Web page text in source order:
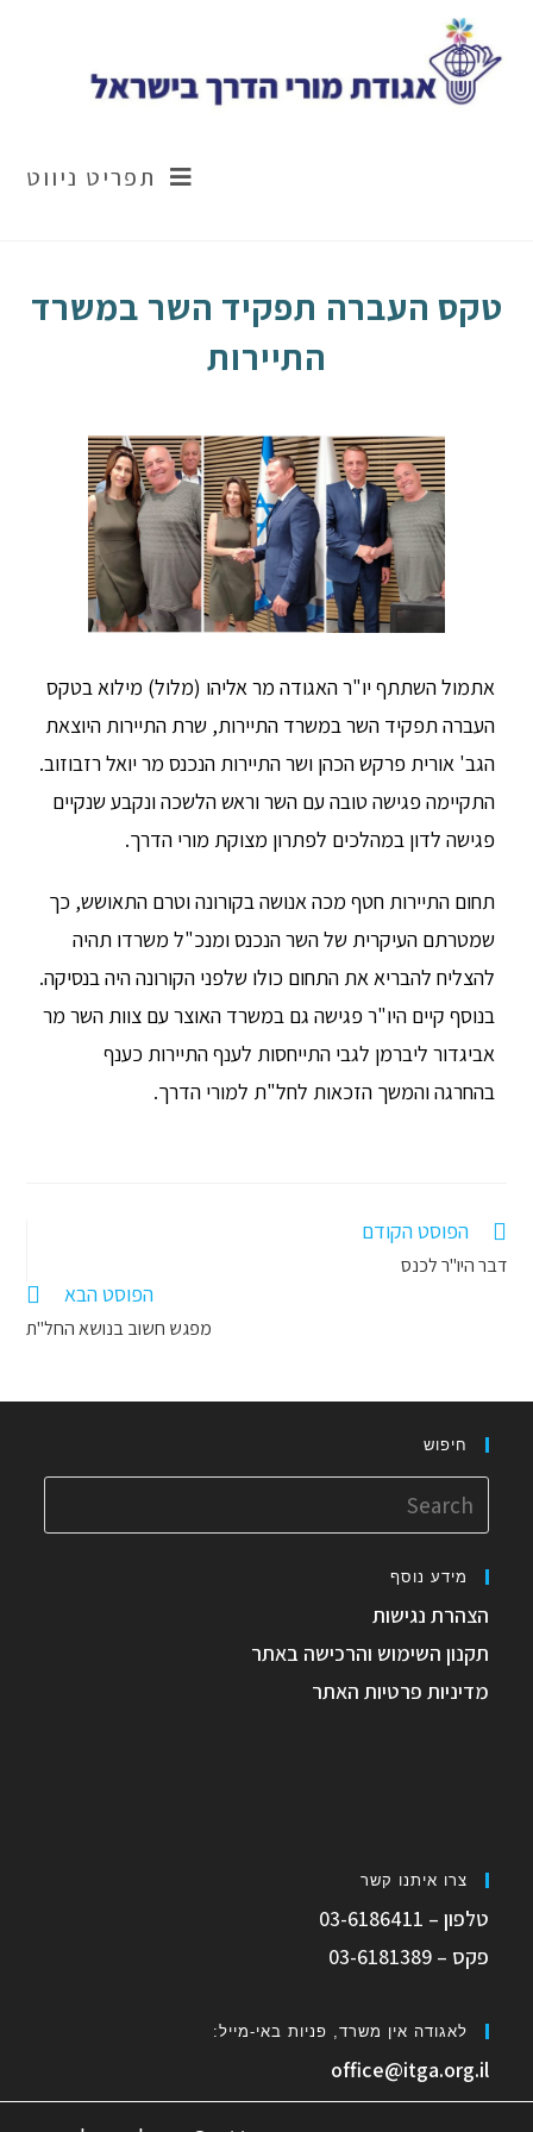
תפריט ניווט
טקס העברה תפקיד השר במשרד
התיירות
אתמול השתתף יו"ר האגודה מר אליהו (מלול) מילוא בטקס
העברה תפקיד השר במשרד התיירות, שרת התיירות היוצאת
הגב' אורית פרקש הכהן ושר התיירות הנכנס מר יואל רזבוזוב.
התקיימה פגישה טובה עם השר וראש הלשכה ונקבע שנקיים
פגישה לדון במהלכים לפתרון מצוקת מורי הדרך.
תחום התיירות חטף מכה אנושה בקורונה וטרם התאושש, כך
שמטרתם העיקרית של השר הנכנס ומנכ"ל משרדו תהיה
להצליח להבריא את התחום כולו שלפני הקורונה היה בנסיקה.
בנוסף קיים היו"ר פגישה גם במשרד האוצר עם צוות השר מר
אביגדור ליברמן לגבי התייחסות לענף התיירות כענף
בהחרגה והמשך הזכאות לחל"ת למורי הדרך.
הפוסט הקודם
דבר היו"ר לכנס
הפוסט הבא
מפגש חשוב בנושא החל"ת
חיפוש
מידע נוסף
הצהרת נגישות
תקנון השימוש והרכישה באתר
מדיניות פרטיות האתר
צרו איתנו קשר
טלפון – 03-6186411
פקס – 03-6181389
לאגודה אין משרד, פניות באי-מייל:
office@itga.org.il